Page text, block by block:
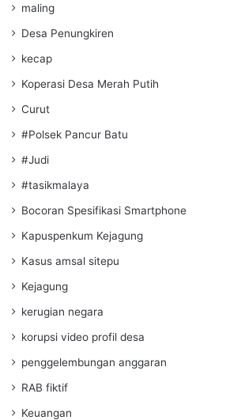
maling
Desa Penungkiren
kecap
Koperasi Desa Merah Putih
Curut
#Polsek Pancur Batu
#Judi
#tasikmalaya
Bocoran Spesifikasi Smartphone
Kapuspenkum Kejagung
Kasus amsal sitepu
Kejagung
kerugian negara
korupsi video profil desa
penggelembungan anggaran
RAB fiktif
Keuangan